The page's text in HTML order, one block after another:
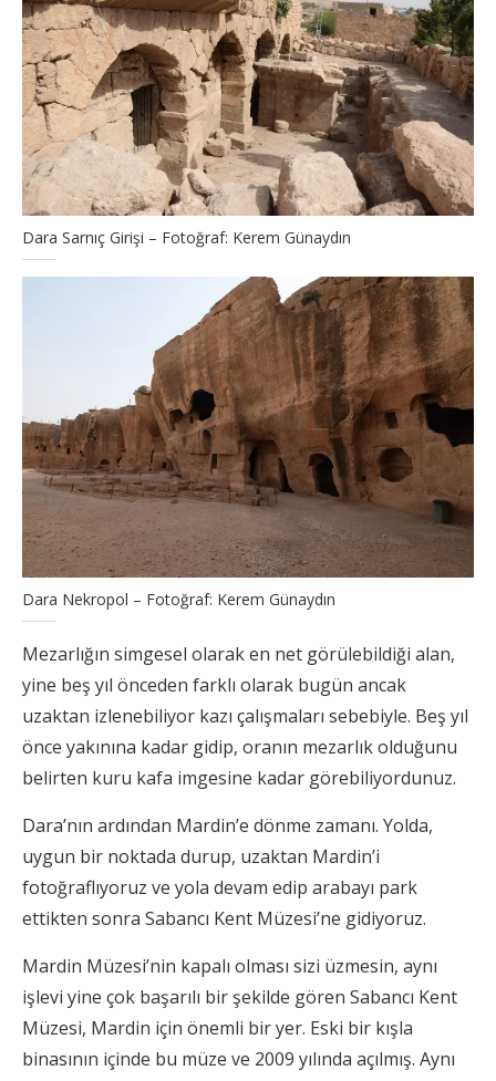
Dara Sarnıç Girişi – Fotoğraf: Kerem Günaydın
Dara Nekropol – Fotoğraf: Kerem Günaydın
Mezarlığın simgesel olarak en net görülebildiği alan,
yine beş yıl önceden farklı olarak bugün ancak
uzaktan izlenebiliyor kazı çalışmaları sebebiyle. Beş yıl
önce yakınına kadar gidip, oranın mezarlık olduğunu
belirten kuru kafa imgesine kadar görebiliyordunuz.
Dara’nın ardından Mardin’e dönme zamanı. Yolda,
uygun bir noktada durup, uzaktan Mardin’i
fotoğraflıyoruz ve yola devam edip arabayı park
ettikten sonra Sabancı Kent Müzesi’ne gidiyoruz.
Mardin Müzesi’nin kapalı olması sizi üzmesin, aynı
işlevi yine çok başarılı bir şekilde gören Sabancı Kent
Müzesi, Mardin için önemli bir yer. Eski bir kışla
binasının içinde bu müze ve 2009 yılında açılmış. Aynı